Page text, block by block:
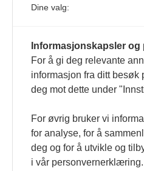
4. august 2026
« Etter at
Sonia Zapata, jurist
117,8
1. august 2026
Ville ha tilsvart
tilgang. Vi har
Redaksjonen
Dine valg:
Informasjonskapsler og
For å gi deg relevante
informasjon fra ditt besøk
deg mot dette under
For øvrig bruker vi
for analyse, for å
deg og for å utvikle og
i vår personvernerklæring.